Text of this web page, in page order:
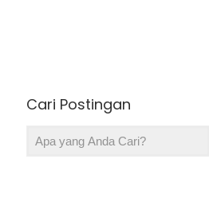
Cari Postingan